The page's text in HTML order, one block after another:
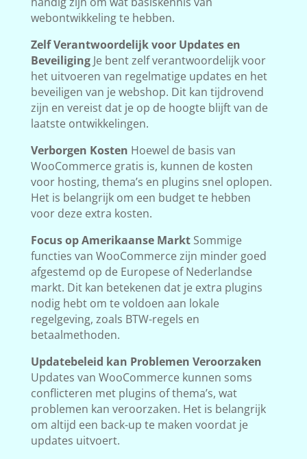
webontwikkeling te hebben.
Zelf Verantwoordelijk voor Updates en
BeveiligingJe bent zelf verantwoordelijk voor
het uitvoeren van regelmatige updates en het
beveiligen van je webshop. Dit kan tijdrovend
zijn en vereist dat je op de hoogte blijft van de
laatste ontwikkelingen.
Verborgen Kosten Hoewel de basis van
WooCommerce gratis is, kunnen de kosten
voor hosting, thema’s en plugins snel oplopen.
Het is belangrijk om een budget te hebben
voor deze extra kosten.
Focus op Amerikaanse MarktSommige
functies van WooCommerce zijn minder goed
afgestemd op de Europese of Nederlandse
markt. Dit kan betekenen dat je extra plugins
nodig hebt om te voldoen aan lokale
regelgeving, zoals BTW-regels en
betaalmethoden.
Updatebeleid kan Problemen Veroorzaken
Updates van WooCommerce kunnen soms
conflicteren met plugins of thema’s, wat
problemen kan veroorzaken. Het is belangrijk
om altijd een back-up te maken voordat je
updates uitvoert.